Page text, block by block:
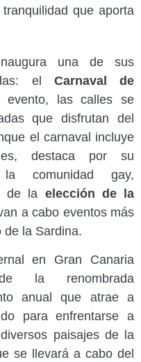
que aporta
una de sus
el Carnaval de
evento, las calles se
que disfrutan del
el carnaval incluye
destaca por su
comunidad gay,
de la elección de la
a cabo eventos más
de la Sardina.
en Gran Canaria
la renombrada
anual que atrae a
para enfrentarse a
paisajes de la
se llevará a cabo del